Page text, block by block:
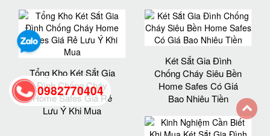
Tổng Kho Két Sắt Gia
Đình Chống Cháy
Home Safes Giá Rẻ
Lưu Ý Khi Mua
Két Sắt Gia Đình
Chống Cháy Siêu Bền
Home Safes Có Giá
Bao Nhiêu Tiền
0982770404
back